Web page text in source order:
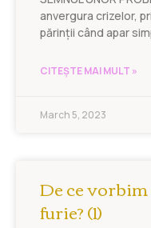
anvergura crizelor,
părinții când apar
CITEȘTE MAI MULT »
March 5, 2023
De ce
furie? (1)